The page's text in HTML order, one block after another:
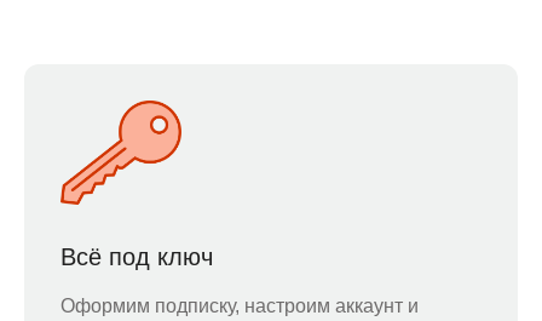
Всё под ключ
Оформим подписку, настроим аккаунт и